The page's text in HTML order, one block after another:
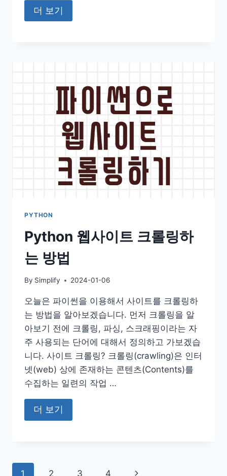
더 보기
PYTHON
Python 웹사이트 크롤링하
는 방법
By Simplify 2024-01-06
오늘은 파이썬을 이용해서 사이트를 크롤링하
는 방법을 알아보겠습니다. 먼저 크롤링을 알
아보기 전에 크롤링, 파싱, 스크래핑이라는 자
주 사용되는 단어에 대해서 정의하고 가보겠습
니다. 사이트 크롤링? 크롤링(crawling)은 인터
넷(web) 상에 존재하는 콘텐츠(Contents)를
수집하는 일련의 작업 …
더 보기
1 2 3 4 Next